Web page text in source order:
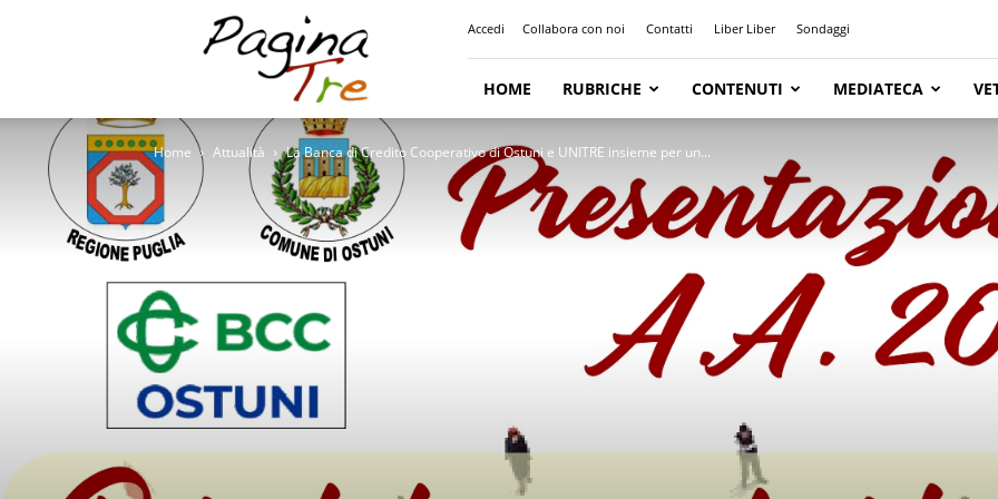
Accedi Collabora con noi Contatti Liber Liber Sondaggi
HOME RUBRICHE CONTENUTI MEDIATECA
Home Attualità La Banca di Credito Cooperativo di Ostuni e UNITRE insieme per un...